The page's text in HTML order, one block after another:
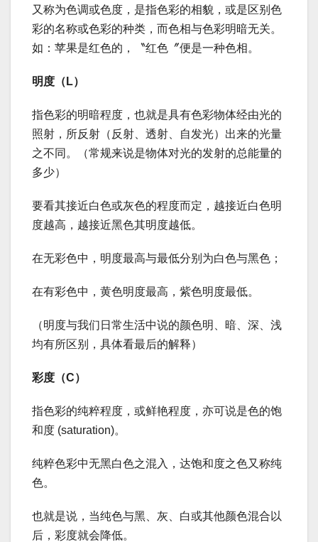
又称为色调或色度，是指色彩的相貌，或是区别色
彩的名称或色彩的种类，而色相与色彩明暗无关。
如：苹果是红色的，〝红色〞便是一种色相。
明度（L）
指色彩的明暗程度，也就是具有色彩物体经由光的
照射，所反射（反射、透射、自发光）出来的光量
之不同。（常规来说是物体对光的发射的总能量的
多少）
要看其接近白色或灰色的程度而定，越接近白色明
度越高，越接近黑色其明度越低。
在无彩色中，明度最高与最低分别为白色与黑色；
在有彩色中，黄色明度最高，紫色明度最低。
（明度与我们日常生活中说的颜色明、暗、深、浅
均有所区别，具体看最后的解释）
彩度（C）
指色彩的纯粹程度，或鲜艳程度，亦可说是色的饱
和度 (saturation)。
纯粹色彩中无黑白色之混入，达饱和度之色又称纯
色。
也就是说，当纯色与黑、灰、白或其他颜色混合以
后，彩度就会降低。